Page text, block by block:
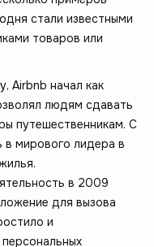
стали известными
товаров или
Airbnb начал как
людям сдавать
путешественникам. С
в мирового лидера в
в 2009
для вызова
и